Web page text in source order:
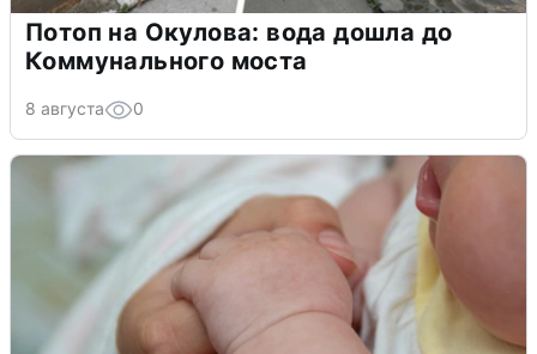
Потоп на Окулова: вода дошла до
Коммунального моста
8 августа 0